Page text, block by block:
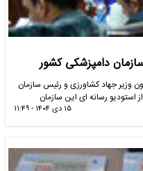
دامپزشکی کشور
وزیر جهاد کشاورزی و رئیس سازمان
15 دی ماه برگزار و از استودیو رسانه ای این سازمان
۱۵ دی ۱۴۰۴ - ۱۱:۴۹